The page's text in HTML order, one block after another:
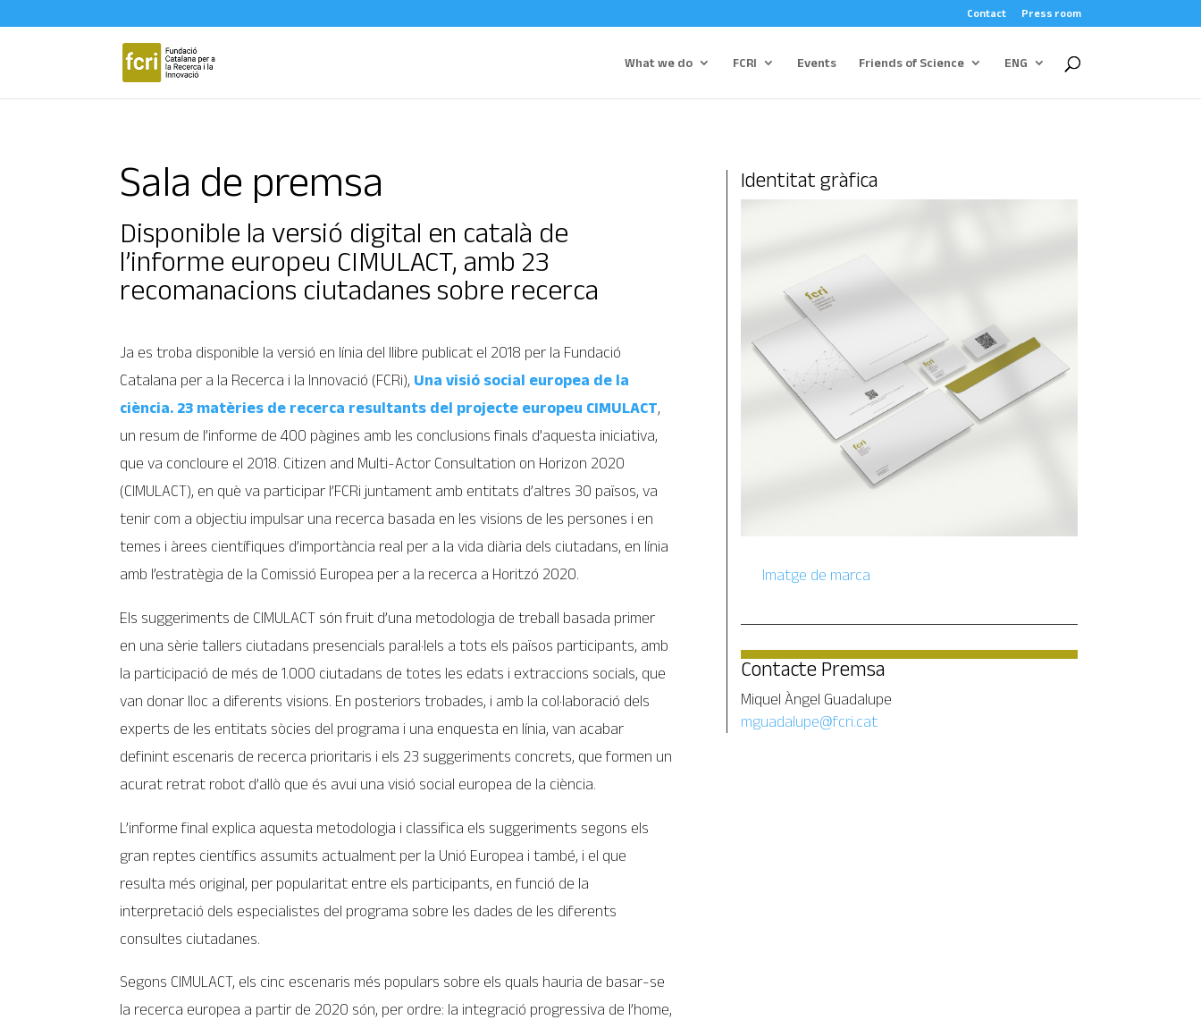
Contact Press room
What we do FCRI Events Friends of Science ENG
Sala de premsa
Disponible la versió digital en català de
l’informe europeu CIMULACT, amb 23
recomanacions ciutadanes sobre recerca
Ja es troba disponible la versió en línia del llibre publicat el 2018 per la Fundació
Catalana per a la Recerca i la Innovació (FCRi), Una visió social europea de la
ciència. 23 matèries de recerca resultants del projecte europeu CIMULACT,
un resum de l’informe de 400 pàgines amb les conclusions finals d’aquesta iniciativa,
que va concloure el 2018. Citizen and Multi-Actor Consultation on Horizon 2020
(CIMULACT), en què va participar l’FCRi juntament amb entitats d’altres 30 països, va
tenir com a objectiu impulsar una recerca basada en les visions de les persones i en
temes i àrees científiques d’importància real per a la vida diària dels ciutadans, en línia
amb l’estratègia de la Comissió Europea per a la recerca a Horitzó 2020.
Els suggeriments de CIMULACT són fruit d’una metodologia de treball basada primer
en una sèrie tallers ciutadans presencials paral·lels a tots els països participants, amb
la participació de més de 1.000 ciutadans de totes les edats i extraccions socials, que
van donar lloc a diferents visions. En posteriors trobades, i amb la col·laboració dels
experts de les entitats sòcies del programa i una enquesta en línia, van acabar
definint escenaris de recerca prioritaris i els 23 suggeriments concrets, que formen un
acurat retrat robot d’allò que és avui una visió social europea de la ciència.
L’informe final explica aquesta metodologia i classifica els suggeriments segons els
gran reptes científics assumits actualment per la Unió Europea i també, i el que
resulta més original, per popularitat entre els participants, en funció de la
interpretació dels especialistes del programa sobre les dades de les diferents
consultes ciutadanes.
Segons CIMULACT, els cinc escenaris més populars sobre els quals hauria de basar-se
la recerca europea a partir de 2020 són, per ordre: la integració progressiva de l’home,
Identitat gràfica
Imatge de marca
Contacte Premsa
Miquel Àngel Guadalupe
mguadalupe@fcri.cat